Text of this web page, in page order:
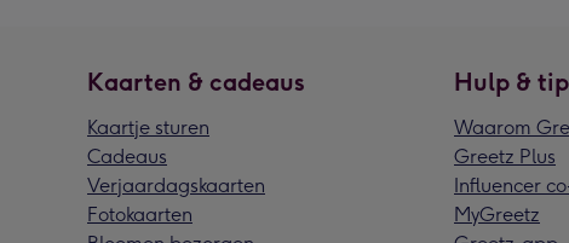
Kaarten & cadeaus
Kaartje sturen
Cadeaus
Verjaardagskaarten
Fotokaarten
Hulp &
Waarom
Greetz Plus
Influencer
MyGreetz